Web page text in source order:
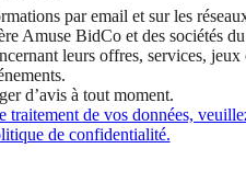
par email et sur les
Amuse BidCo et des sociétés du
leurs offres, services, jeux
d’avis à tout moment.
traitement de vos données,
de confidentialité.